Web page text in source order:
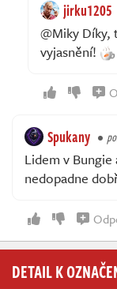
jirku1205
@Miky Díky,
vyjasnění!
Spukany
Lidem v
nedopadne
DETAIL K